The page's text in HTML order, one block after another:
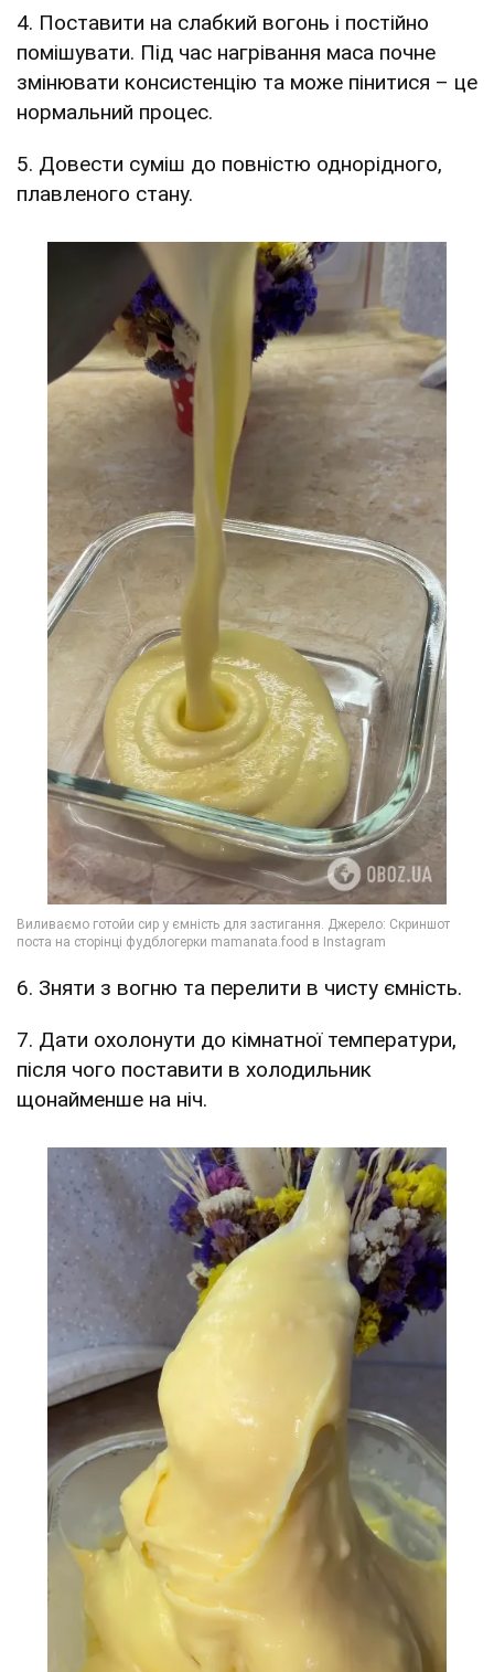
4. Поставити на слабкий вогонь і постійно
помішувати. Під час нагрівання маса почне
змінювати консистенцію та може пінитися – це
нормальний процес.
5. Довести суміш до повністю однорідного,
плавленого стану.
6. Зняти з вогню та перелити в чисту ємність.
7. Дати охолонути до кімнатної температури,
після чого поставити в холодильник
щонайменше на ніч.